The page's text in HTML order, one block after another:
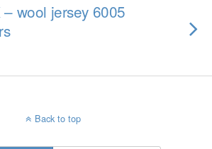
wool jersey 6005
Back to top